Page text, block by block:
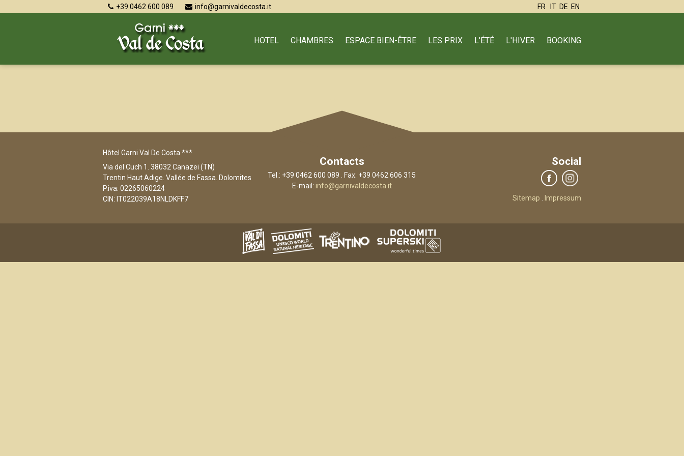
+39 0462 600 089 info@garnivaldecosta.it FR IT DE EN
HOTEL CHAMBRES ESPACE BIEN-ÊTRE LES PRIX L'ÉTÉ L'HIVER BOOKING
Hôtel Garni Val De Costa ***
Via del Cuch 1. 38032 Canazei (TN)
Trentin Haut Adige. Vallée de Fassa. Dolomites
P.iva: 02265060224
CIN: IT022039A18NLDKFF7
Contacts
Tel.: +39 0462 600 089 . Fax: +39 0462 606 315
E-mail: info@garnivaldecosta.it
Social
Sitemap Impressum